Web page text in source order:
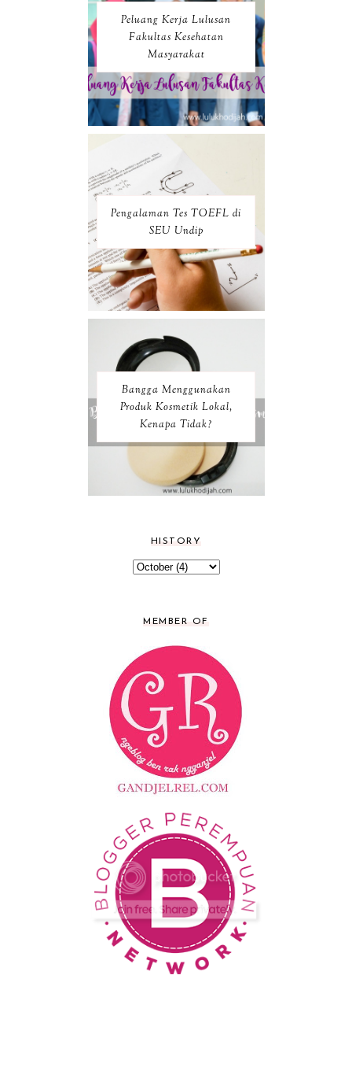
Peluang Kerja Lulusan
Fakultas Kesehatan
Masyarakat
Pengalaman Tes TOEFL di
SEU Undip
Bangga Menggunakan
Produk Kosmetik Lokal,
Kenapa Tidak?
HISTORY
MEMBER OF